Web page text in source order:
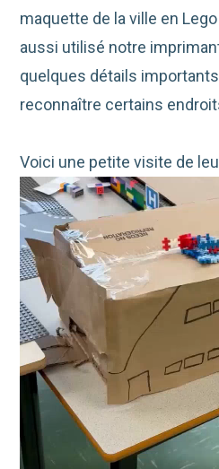
maquette de la ville en
aussi utilisé notre
quelques détails
reconnaître certains
Voici une petite visite de